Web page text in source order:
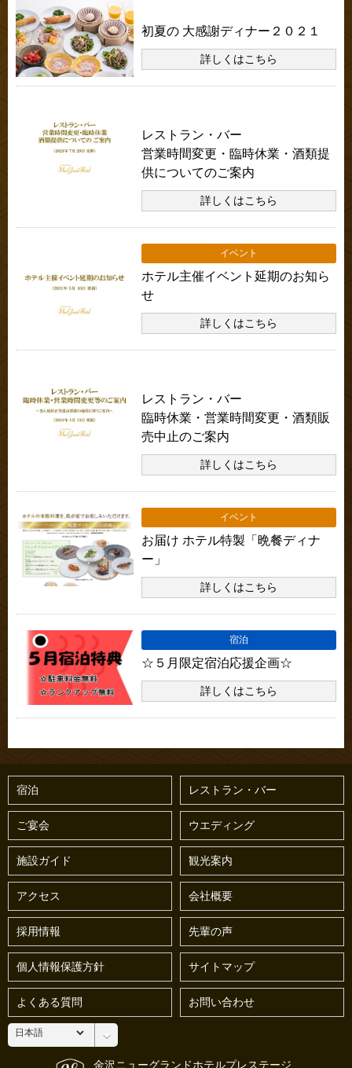
初夏の 大感謝ディナー２０２１
詳しくはこちら
レストラン・バー
営業時間変更・臨時休業・酒類提
供についてのご案内
詳しくはこちら
イベント
ホテル主催イベント延期のお知ら
せ
詳しくはこちら
レストラン・バー
臨時休業・営業時間変更・酒類販
売中止のご案内
詳しくはこちら
イベント
お届け ホテル特製「晩餐ディナ
ー」
詳しくはこちら
宿泊
☆５月限定宿泊応援企画☆
詳しくはこちら
宿泊 レストラン・バー
ご宴会 ウエディング
施設ガイド 観光案内
アクセス 会社概要
採用情報 先輩の声
個人情報保護方針 サイトマップ
よくある質問 お問い合わせ
金沢ニューグランドホテルプレステージ